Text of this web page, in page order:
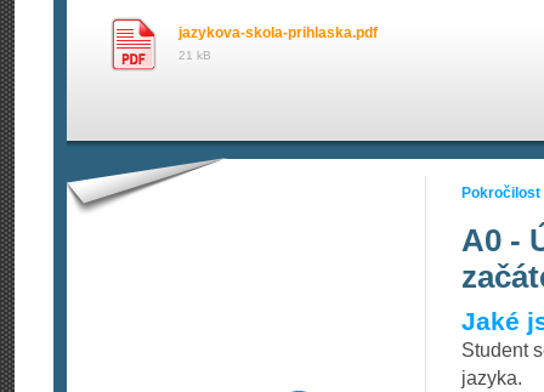
jazykova-skola-prihlaska.pdf
21 kB
Pokročilost
A0 -
Jaké
Student
jazyka.